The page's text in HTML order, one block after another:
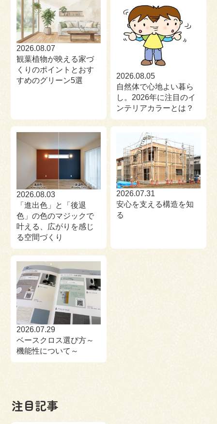
2026.08.07
観葉植物が映える家づ
くりのポイントとおす
すめのグリーン5選
2026.08.05
自然体で心地よい暮ら
し。2026年に注目のイ
ンテリアカラーとは？
2026.08.03
「進出色」と「後退
色」の色のマジックで
叶える、広がりを感じ
る空間づくり
2026.07.31
安心を支える構造を知
る
2026.07.29
ベースクロス選び方～
機能性について～
注目記事